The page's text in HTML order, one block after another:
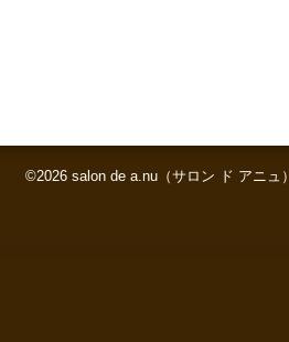
©2026 salon de a.nu（サロン ド アニュ）